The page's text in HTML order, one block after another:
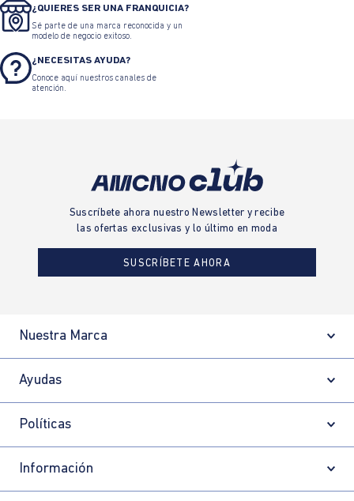
¿QUIERES SER UNA FRANQUICIA?
Sé parte de una marca reconocida y un
modelo de negocio exitoso.
¿NECESITAS AYUDA?
Conoce aquí nuestros canales de
atención.
Suscríbete ahora nuestro Newsletter y recibe
las ofertas exclusivas y lo último en moda
SUSCRÍBETE AHORA
Nuestra Marca
Ayudas
Políticas
Información